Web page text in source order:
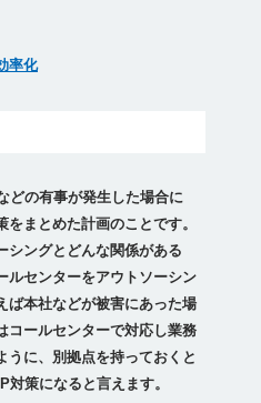
率化
どの有事が発生した場合に
まとめた計画のことです。
シングとどんな関係がある
ルセンターをアウトソーシン
ば本社などが被害にあった場
コールセンターで対応し業務
うに、別拠点を持っておくと
策になると言えます。